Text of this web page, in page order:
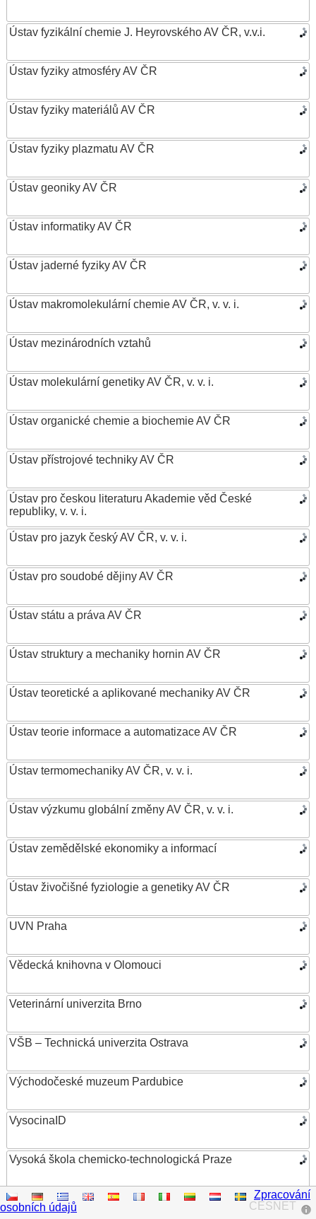
Ústav fyzikální chemie J. Heyrovského AV ČR, v.v.i.
Ústav fyziky atmosféry AV ČR
Ústav fyziky materiálů AV ČR
Ústav fyziky plazmatu AV ČR
Ústav geoniky AV ČR
Ústav informatiky AV ČR
Ústav jaderné fyziky AV ČR
Ústav makromolekulární chemie AV ČR, v. v. i.
Ústav mezinárodních vztahů
Ústav molekulární genetiky AV ČR, v. v. i.
Ústav organické chemie a biochemie AV ČR
Ústav přístrojové techniky AV ČR
Ústav pro českou literaturu Akademie věd České
republiky, v. v. i.
Ústav pro jazyk český AV ČR, v. v. i.
Ústav pro soudobé dějiny AV ČR
Ústav státu a práva AV ČR
Ústav struktury a mechaniky hornin AV ČR
Ústav teoretické a aplikované mechaniky AV ČR
Ústav teorie informace a automatizace AV ČR
Ústav termomechaniky AV ČR, v. v. i.
Ústav výzkumu globální změny AV ČR, v. v. i.
Ústav zemědělské ekonomiky a informací
Ústav živočišné fyziologie a genetiky AV ČR
UVN Praha
Vědecká knihovna v Olomouci
Veterinární univerzita Brno
VŠB – Technická univerzita Ostrava
Východočeské muzeum Pardubice
VysocinaID
Vysoká škola chemicko-technologická Praze
Vysoká škola ekonomická v Praze
CESNET
Zpracování
osobních údajů